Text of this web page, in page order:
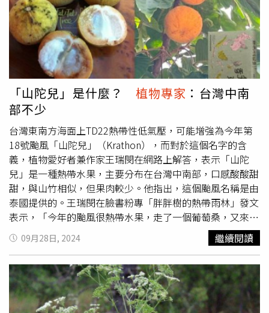
映。
李志鵬說明，經專家診斷後認為，老樹雖然病癒，但樹勢不
佳，且有衰老跡象，此次又被連根拔起，不建議重新植回。
李維順則表示，樹根已腐爛，整株再植的存活率低，經討論
後聽從專家意見，將樹幹和樹枝剪除，保留樹頭「看它後續
會不會再現生機」。
「山陀兒」是什麼？植物專家 ：台灣中南
部不少
台灣東南方海面上TD22熱帶性低氣壓，可能增強為今年第
18號颱風「山陀兒」（Krathon），而對於這個名字的含
義，植物愛好者兼作家王瑞閔在網路上解答，表示「山陀
兒」是一種熱帶水果，主要分布在台灣中南部，口感酸酸甜
甜，與山竹相似，但果肉較少。他指出，這個颱風名稱是由
泰國提供的。王瑞閔在臉書粉專「胖胖樹的熱帶雨林」發文
表示，「今年的颱風很熱帶水果，走了一個葡萄桑，又來一
個山陀兒」，並說明，山陀兒是楝科的大喬木，形狀及口感
與山竹（Garcinia mangostana）相似。具有淡淡香氣，滋
味酸酸甜甜，甚是好吃，只是果肉極少，較為可惜。原生於
分布在東南亞低地森林。除了野生，也常被栽培，1919年
台灣總督府殖產局園藝試驗場嘉義支場（農業試驗所嘉義分
所前身）自新加坡引進山陀兒。王瑞閔指出，山陀兒名字由
09月28日, 2024 繼續閱讀